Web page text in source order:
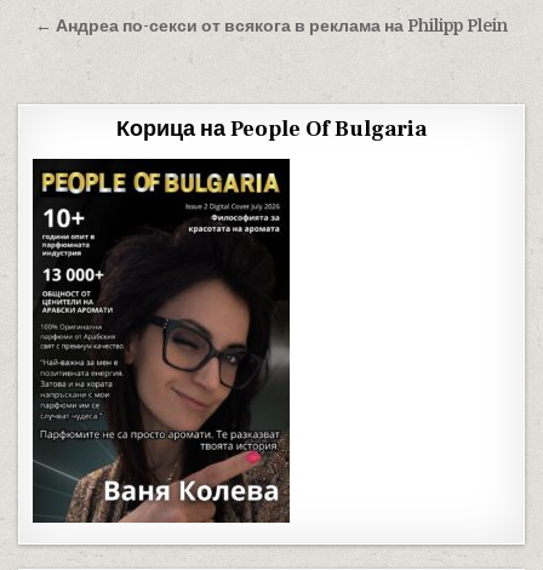
← Андреа по-секси от всякога в реклама на Philipp Plein
Корица на People Of Bulgaria